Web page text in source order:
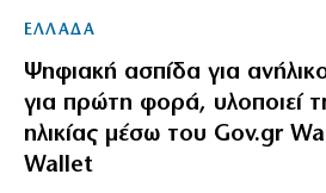
ΕΛΛΑΔΑ
Ψηφιακή ασπίδα για
για πρώτη φορά, υλοποιεί
ηλικίας μέσω του Gov.gr
Wallet